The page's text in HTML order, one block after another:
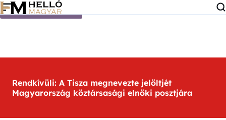
Ugrás a tartalomra
Rendkívüli: A Tisza megnevezte jelöltjét
Magyarország köztársasági elnöki posztjára